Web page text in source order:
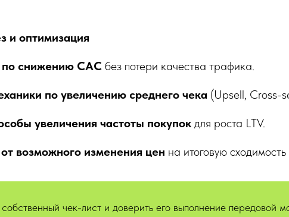
и оптимизация
по снижению CAC без потери качества трафика.
по увеличению среднего чека (Upsell, Cross-
увеличения частоты покупок для роста LTV.
возможного изменения цен на итоговую
собственный чек-лист и доверить его выполнение передовой